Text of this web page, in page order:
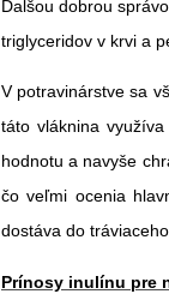
Ďalšou dobrou
triglyceridov v krvi a
V potravinárstve sa
táto vláknina
hodnotu a navyše
čo veľmi ocenia
dostáva do
Prínosy inulínu pre